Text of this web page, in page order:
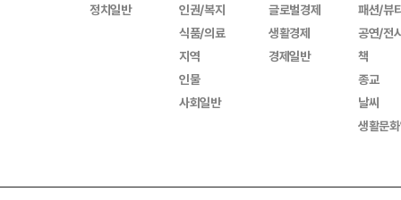
정치일반
인권/복지
식품/의료
지역
인물
사회일반
글로벌경제
생활경제
경제일반
패션/뷰
공연/전
책
종교
날씨
생활문